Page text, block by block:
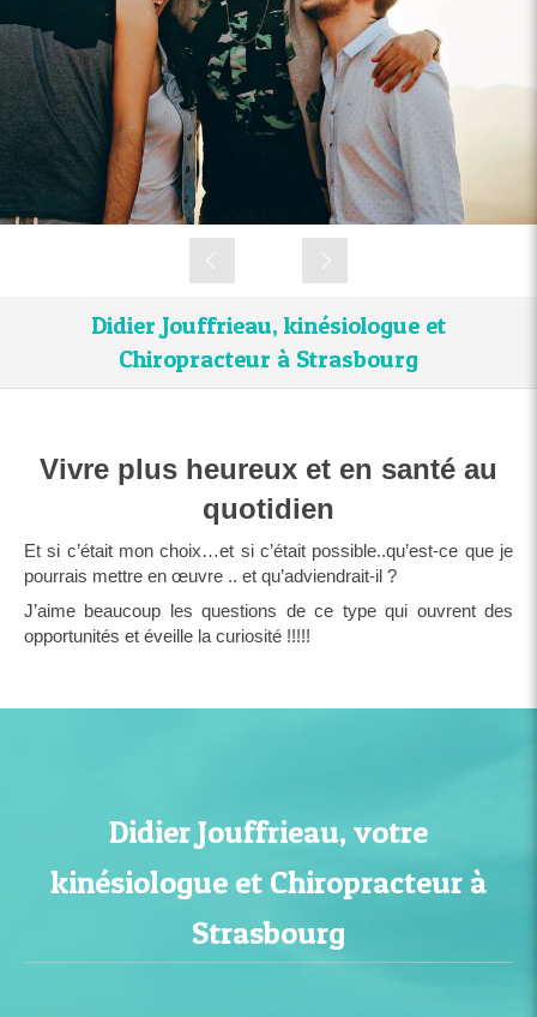
Didier Jouffrieau, kinésiologue et
Chiropracteur à Strasbourg
Vivre plus heureux et en santé au
quotidien
Et si c’était mon choix…et si c’était possible..qu’est-ce que je
pourrais mettre en œuvre .. et qu’adviendrait-il ?
J’aime beaucoup les questions de ce type qui ouvrent des
opportunités et éveille la curiosité !!!!!
Didier Jouffrieau, votre
kinésiologue et Chiropracteur à
Strasbourg